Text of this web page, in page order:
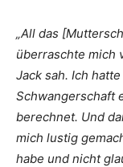
„All das
überraschte mich
Jack sah. Ich
Schwangerschaft
berechnet. Und
mich lustig
habe und nicht